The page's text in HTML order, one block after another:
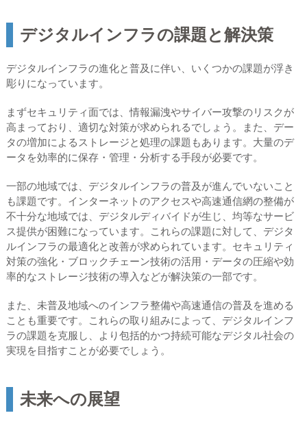
デジタルインフラの課題と解決策
デジタルインフラの進化と普及に伴い、いくつかの課題が浮き
彫りになっています。
まずセキュリティ面では、情報漏洩やサイバー攻撃のリスクが
高まっており、適切な対策が求められるでしょう。また、デー
タの増加によるストレージと処理の課題もあります。大量のデ
ータを効率的に保存・管理・分析する手段が必要です。
一部の地域では、デジタルインフラの普及が進んでいないこと
も課題です。インターネットのアクセスや高速通信網の整備が
不十分な地域では、デジタルディバイドが生じ、均等なサービ
ス提供が困難になっています。これらの課題に対して、デジタ
ルインフラの最適化と改善が求められています。セキュリティ
対策の強化・ブロックチェーン技術の活用・データの圧縮や効
率的なストレージ技術の導入などが解決策の一部です。
また、未普及地域へのインフラ整備や高速通信の普及を進める
ことも重要です。これらの取り組みによって、デジタルインフ
ラの課題を克服し、より包括的かつ持続可能なデジタル社会の
実現を目指すことが必要でしょう。
未来への展望